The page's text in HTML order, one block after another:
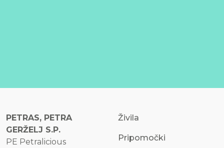
PETRAS, PETRA
GERŽELJ S.P.
PE Petralicious
Živila
Pripomočki